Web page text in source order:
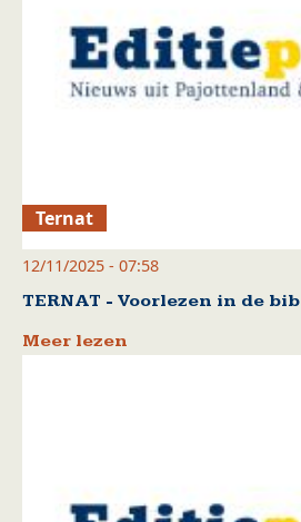
Ternat
12/11/2025 - 07:58
TERNAT - Voorlezen in de bib
Meer lezen